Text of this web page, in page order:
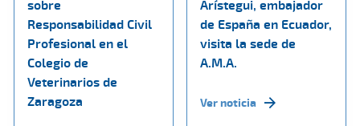
sobre
Responsabilidad Civil
Profesional en el
Colegio de
Veterinarios de
Zaragoza
Arístegui, embajador
de España en Ecuador,
visita la sede de
A.M.A.
Ver noticia